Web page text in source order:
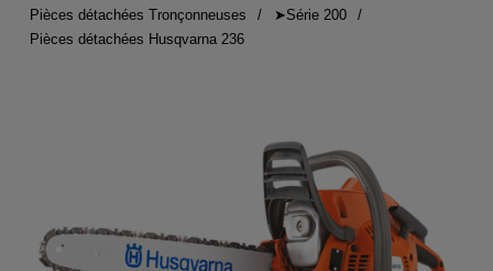
Pièces détachées Tronçonneuses
➤Série 200
Pièces détachées Husqvarna 236